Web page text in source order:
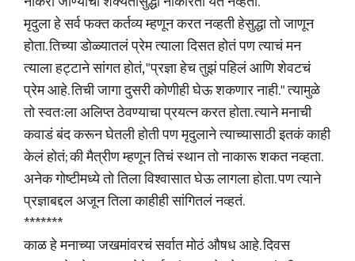
मृदुला हे सर्व फक्त कर्तव्य म्हणून करत नव्हती हेसुद्धा तो जाणून
होता. तिच्या डोळ्यातलं प्रेम त्याला दिसत होतं पण त्याचं मन
त्याला हट्टाने सांगत होतं, "प्रज्ञा हेच तुझं पहिलं आणि शेवटचं
प्रेम आहे. तिची जागा दुसरी कोणीही घेऊ शकणार नाही." त्यामुळे
तो स्वतःला अलिप्त ठेवण्याचा प्रयत्न करत होता. त्याने मनाची
कवाडं बंद करून घेतली होती पण मृदुलाने त्याच्यासाठी इतकं काही
केलं होतं; की मैत्रीण म्हणून तिचं स्थान तो नाकारू शकत नव्हता.
अनेक गोष्टीमध्ये तो तिला विश्वासात घेऊ लागला होता. पण त्याने
प्रज्ञाबद्दल अजून तिला काहीही सांगितलं नव्हतं.
*******
काळ हे मनाच्या जखमांवरचं सर्वात मोठं औषध आहे. दिवस